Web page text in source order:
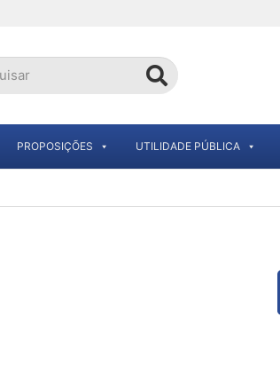
PROPOSIÇÕES UTILIDADE PÚBLICA